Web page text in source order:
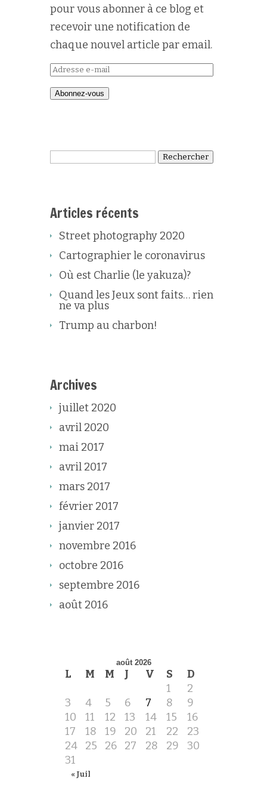
pour vous abonner à ce blog et
recevoir une notification de
chaque nouvel article par email.
Adresse
e-
mail
Abonnez-vous
Rechercher :
Articles récents
Street photography 2020
Cartographier le coronavirus
Où est Charlie (le yakuza)?
Quand les Jeux sont faits… rien
ne va plus
Trump au charbon!
Archives
juillet 2020
avril 2020
mai 2017
avril 2017
mars 2017
février 2017
janvier 2017
novembre 2016
octobre 2016
septembre 2016
août 2016
août 2026
L M M J V S D
« Juil
1
2
3
4 5 6 7 8
9
10
11 12 13 14 15
16
17
18 19 20 21 22
23
24
25 26 27 28 29
30
31